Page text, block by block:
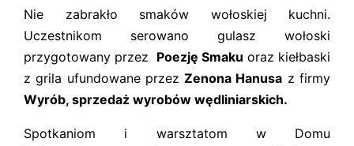
Nie zabrakło smaków wołoskiej kuchni.
Uczestnikom serowano gulasz wołoski
przygotowany przez Poezję Smaku oraz kiełbaski
z grila ufundowane przezZenona Hanusa z firmy
Wyrób, sprzedaż wyrobów wędliniarskich.
Spotkaniom i warsztatom w Domu